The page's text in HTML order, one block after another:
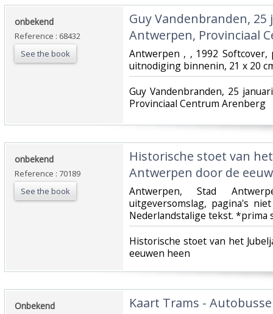
‎onbekend‎
Reference : 68432
See the book
‎Guy Vandenbranden,
Antwerpen, Provinciaal
‎Antwerpen , , 1992
uitnodiging binnenin, 21 x 20
‎Guy Vandenbranden, 25
Provinciaal Centrum Arenberg‎
‎onbekend‎
Reference : 70189
See the book
‎Historische stoet van
Antwerpen door de
‎Antwerpen, Stad
uitgeversomslag, pagina's
Nederlandstalige tekst. *prima
‎Historische stoet van het
eeuwen heen ‎
‎Onbekend‎ ‎Kaart Trams -